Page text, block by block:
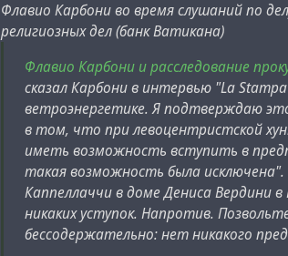
Флавио Карбони во время слушаний по
религиозных дел (банк Ватикана)
Флавио Карбони и расследование
сказал Карбони в интервью "La
ветроэнергетике. Я подтверждаю
в том, что при левоцентристской
иметь возможность вступить в
такая возможность была
Каппеллаччи в доме Дениса Вердини
никаких уступок. Напротив.
бессодержательно: нет никакого